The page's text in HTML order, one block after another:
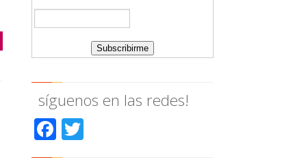
síguenos en las redes!
Facebook
Twitter